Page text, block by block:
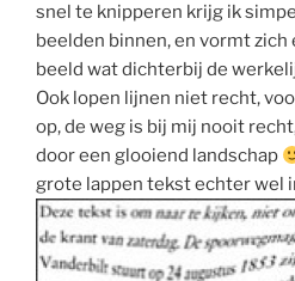
snel te knipperen krijg ik
beelden binnen, en vormt
beeld wat dichterbij de
Ook lopen lijnen niet recht,
op, de weg is bij mij nooit
door een glooiend landschap
grote lappen tekst echter wel